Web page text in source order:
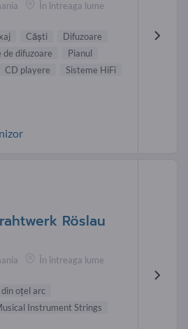
În întreaga lume
Căşti
Difuzoare
de difuzoare
Pianul
CD playere
Sisteme HiFi
Röslau
În întreaga lume
oţel arc
Instrument Strings